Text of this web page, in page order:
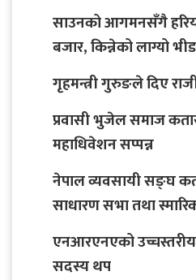
साउनको आगमनसँगै
बजार, किन्नेको लाग्यो भीड
गृहमन्त्री गुरुङले दिए
प्रवासी भुजेल समाज
महाधिवेशन सप्पन्न
नेपाल व्यवसायी सङ्घ
साधारण सभा तथा
एनआरएनएको
सदस्य थप